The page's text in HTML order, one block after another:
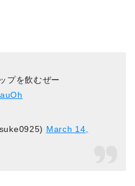
プを飲むぜー
March 14,